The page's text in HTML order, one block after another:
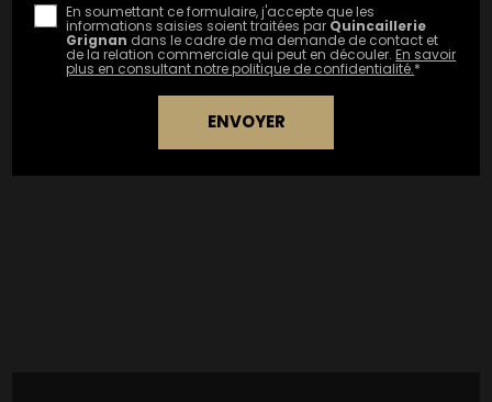
En soumettant ce formulaire, j'accepte que les
informations saisies soient traitées par Quincaillerie
Grignan dans le cadre de ma demande de contact et
de la relation commerciale qui peut en découler.En savoir
plus en consultant notre politique de confidentialité.*